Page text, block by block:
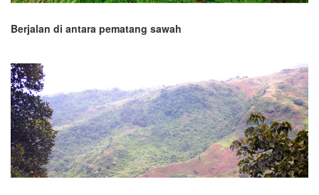
Berjalan di antara pematang sawah